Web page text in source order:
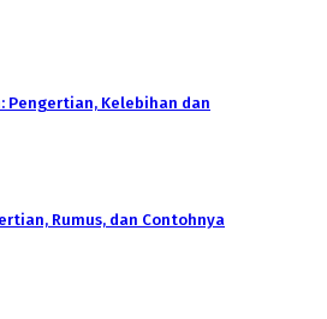
Pengertian, Kelebihan dan
Rumus, dan Contohnya